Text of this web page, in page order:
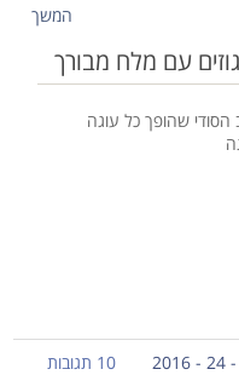
המשך
עם מלח מבורך
הסודי שהופך כל עוגה
10 תגובות